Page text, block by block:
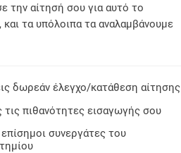
την αίτησή σου για αυτό το
τα υπόλοιπα τα αναλαμβάνουμε
δωρεάν έλεγχο/κατάθεση αίτησης
τις πιθανότητες εισαγωγής σου
συνεργάτες του